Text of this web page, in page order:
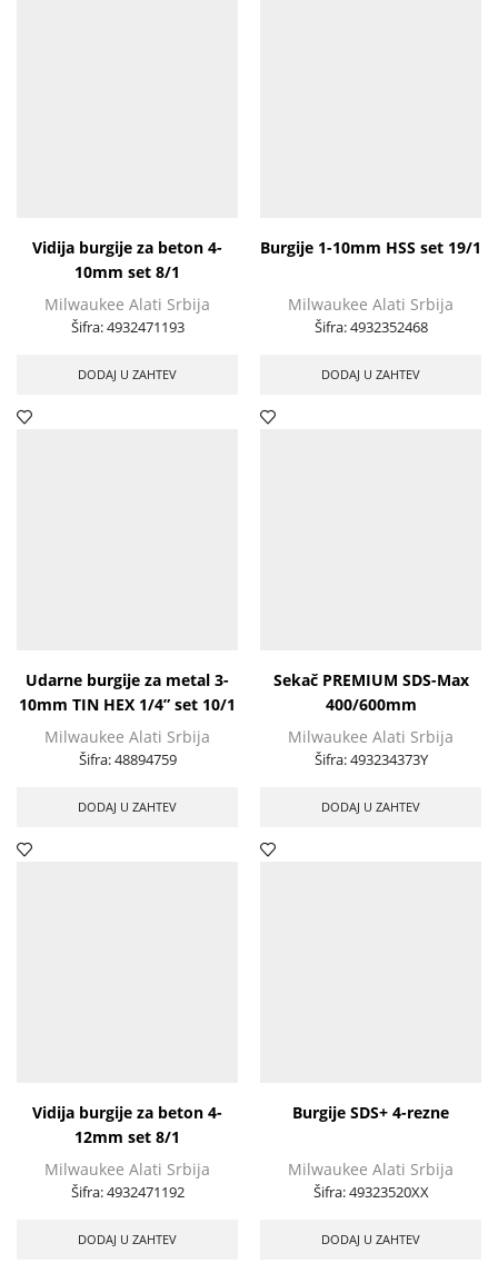
Vidija burgije za beton 4-
10mm set 8/1
Milwaukee Alati Srbija
Šifra:4932471193
DODAJ U ZAHTEV
Burgije 1-10mm HSS set 19/1
Milwaukee Alati Srbija
Šifra:4932352468
DODAJ U ZAHTEV
Udarne burgije za metal 3-
10mm TIN HEX 1/4” set 10/1
Milwaukee Alati Srbija
Šifra:48894759
DODAJ U ZAHTEV
Sekač PREMIUM SDS-Max
400/600mm
Milwaukee Alati Srbija
Šifra:493234373Y
DODAJ U ZAHTEV
Vidija burgije za beton 4-
12mm set 8/1
Milwaukee Alati Srbija
Šifra:4932471192
DODAJ U ZAHTEV
Burgije SDS+ 4-rezne
Milwaukee Alati Srbija
Šifra:49323520XX
DODAJ U ZAHTEV